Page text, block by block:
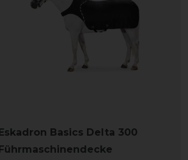
Eskadron Basics Delta 300
Führmaschinendecke